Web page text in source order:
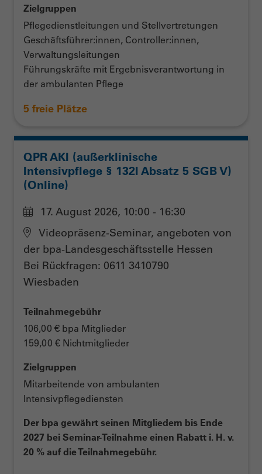
Zielgruppen
Pflegedienstleitungen und Stellvertretungen
Geschäftsführer:innen, Controller:innen,
Verwaltungsleitungen
Führungskräfte mit Ergebnisverantwortung in
der ambulanten Pflege
5 freie Plätze
QPR AKI (außerklinische
Intensivpflege § 132l Absatz 5 SGB V)
(Online)
17. August 2026, 10:00 - 16:30
Videopräsenz-Seminar, angeboten von
der bpa-Landesgeschäftsstelle Hessen
Bei Rückfragen: 0611 3410790
Wiesbaden
Teilnahmegebühr
106,00 € bpa Mitglieder
159,00 € Nichtmitglieder
Zielgruppen
Mitarbeitende von ambulanten
Intensivpflegediensten
Der bpa gewährt seinen Mitgliedern bis Ende
2027 bei Seminar-Teilnahme einen Rabatt i. H. v.
20 % auf die Teilnahmegebühr.